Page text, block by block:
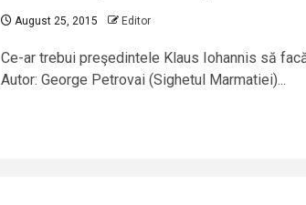
August 25, 2015 Editor
Ce-ar trebui preşedintele Klaus Iohannis să
Autor: George Petrovai (Sighetul Marmatiei)...